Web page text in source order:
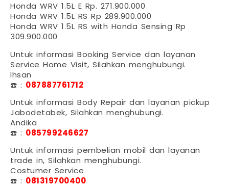
Honda WRV 1.5L E Rp. 271.900.000
Honda WRV 1.5L RS Rp 289.900.000
Honda WRV 1.5L RS with Honda Sensing Rp
309.900.000
Untuk informasi Booking Service dan layanan
Service Home Visit, Silahkan menghubungi.
Ihsan
☎️ : 087887761712
Untuk informasi Body Repair dan layanan pickup
Jabodetabek, Silahkan menghubungi.
Andika
☎️ : 085799246627
Untuk informasi pembelian mobil dan layanan
trade in, Silahkan menghubungi.
Costumer Service
☎️ : 081319700400